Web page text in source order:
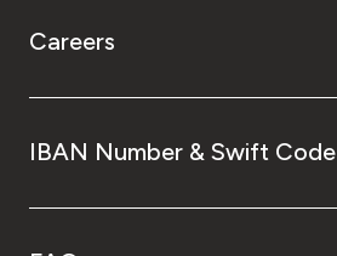
Careers
IBAN Number & Swift Code